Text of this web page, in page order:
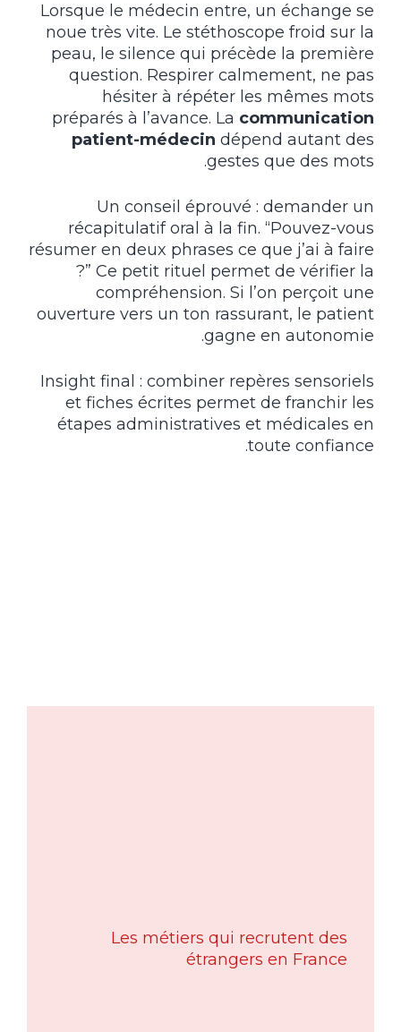
Lorsque le médecin entre, un échange se
noue très vite. Le stéthoscope froid sur la
peau, le silence qui précède la première
question. Respirer calmement, ne pas
hésiter à répéter les mêmes mots
préparés à l’avance. La communication
patient-médecin dépend autant des
gestes que des mots.
Un conseil éprouvé : demander un
récapitulatif oral à la fin. “Pouvez-vous
résumer en deux phrases ce que j’ai à faire
?” Ce petit rituel permet de vérifier la
compréhension. Si l’on perçoit une
ouverture vers un ton rassurant, le patient
gagne en autonomie.
Insight final : combiner repères sensoriels
et fiches écrites permet de franchir les
étapes administratives et médicales en
toute confiance.
Les métiers qui recrutent des
étrangers en France